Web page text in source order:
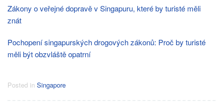
Zákony o veřejné dopravě v Singapuru, které by turisté měli
znát
Pochopení singapurských drogových zákonů: Proč by turisté
měli být obzvláště opatrní
Posted in Singapore